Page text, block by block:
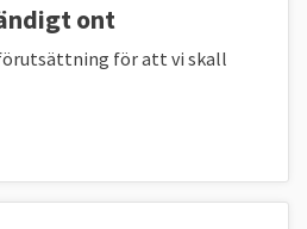
ont
för att vi skall